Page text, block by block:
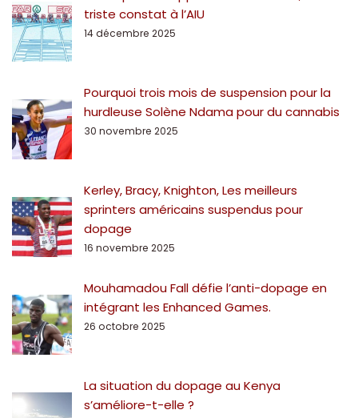
triste constat à l’AIU
14 décembre 2025
Pourquoi trois mois de suspension pour la
hurdleuse Solène Ndama pour du cannabis
30 novembre 2025
Kerley, Bracy, Knighton, Les meilleurs
sprinters américains suspendus pour
dopage
16 novembre 2025
Mouhamadou Fall défie l’anti-dopage en
intégrant les Enhanced Games.
26 octobre 2025
La situation du dopage au Kenya
s’améliore-t-elle ?